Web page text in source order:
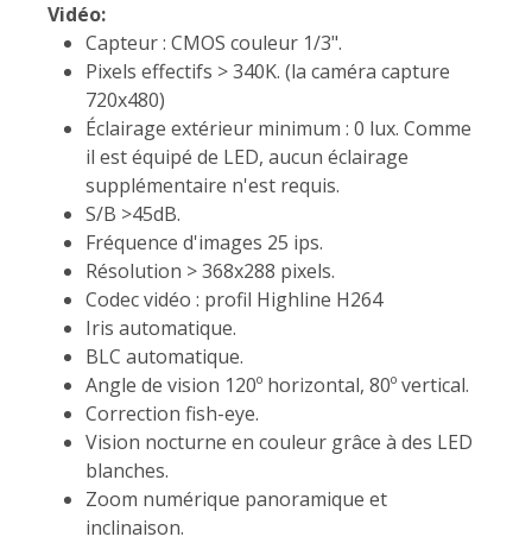
Vidéo:
Capteur : CMOS couleur 1/3".
Pixels effectifs > 340K. (la caméra capture
720x480)
Éclairage extérieur minimum : 0 lux. Comme
il est équipé de LED, aucun éclairage
supplémentaire n'est requis.
S/B >45dB.
Fréquence d'images 25 ips.
Résolution > 368x288 pixels.
Codec vidéo : profil Highline H264
Iris automatique.
BLC automatique.
Angle de vision 120º horizontal, 80º vertical.
Correction fish-eye.
Vision nocturne en couleur grâce à des LED
blanches.
Zoom numérique panoramique et
inclinaison.